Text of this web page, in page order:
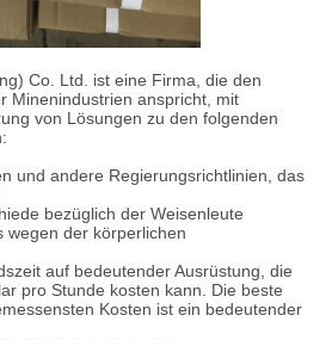
Co. Ltd. ist eine Firma, die den
Minenindustrien anspricht, mit
von Lösungen zu den folgenden
und andere Regierungsrichtlinien, das
bezüglich der Weisenleute
wegen der körperlichen
auf bedeutender Ausrüstung, die
pro Stunde kosten kann. Die beste
Kosten ist ein bedeutender